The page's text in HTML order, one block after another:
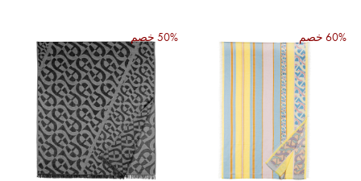
60% خصم 50% خصم